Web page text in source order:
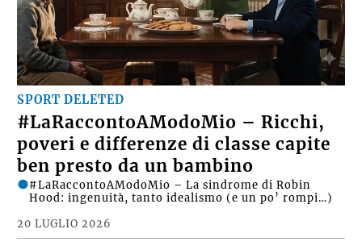
SPORT DELETED
#LaRaccontoAModoMio – Ricchi,
poveri e differenze di classe capite
ben presto da un bambino
20 LUGLIO 2026
#LaRaccontoAModoMio – La sindrome di Robin
Hood: ingenuità, tanto idealismo (e un po’ rompi…)